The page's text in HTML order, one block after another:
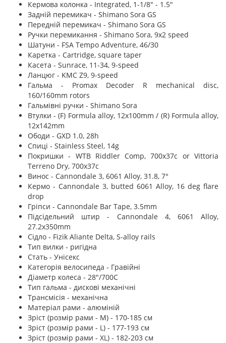
Кермова колонка - Integrated, 1-1/8" - 1.5"
Задній перемикач - Shimano Sora GS
Передній перемикач - Shimano Sora GS
Ручки перемикання - Shimano Sora, 9x2 speed
Шатуни - FSA Tempo Adventure, 46/30
Каретка - Cartridge, square taper
Касета - Sunrace, 11-34, 9-speed
Ланцюг - KMC Z9, 9-speed
Гальма - Promax Decoder R mechanical disc,
160/160mm rotors
Гальмівні ручки - Shimano Sora
Втулки - (F) Formula alloy, 12x100mm / (R) Formula alloy,
12x142mm
Ободи - GXD 1.0, 28h
Спиці - Stainless Steel, 14g
Покришки - WTB Riddler Comp, 700x37c or Vittoria
Terreno Dry, 700x37c
Винос - Cannondale 3, 6061 Alloy, 31.8, 7°
Кермо - Cannondale 3, butted 6061 Alloy, 16 deg flare
drop
Гріпси - Cannondale Bar Tape, 3.5mm
Підсідельний штир - Cannondale 4, 6061 Alloy,
27.2x350mm
Сідло - Fizik Aliante Delta, S-alloy rails
Тип вилки - ригідна
Стать - Унісекс
Категорія велосипеда - Гравійні
Діаметр колеса - 28"/700С
Тип гальма - дискові механічні
Трансмісія - механічна
Матеріал рами - алюміній
Зріст (розмір рами - M) - 170-185 см
Зріст (розмір рами - L) - 177-193 см
Зріст (розмір рами - XL) - 182-203 см